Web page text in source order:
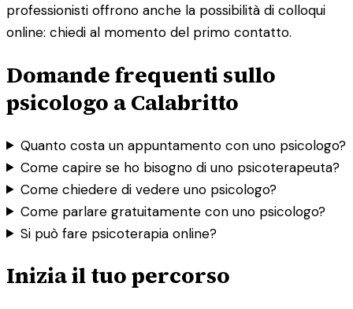
professionisti offrono anche la possibilità di colloqui
online: chiedi al momento del primo contatto.
Domande frequenti sullo
psicologo a Calabritto
Quanto costa un appuntamento con uno psicologo?
Come capire se ho bisogno di uno psicoterapeuta?
Come chiedere di vedere uno psicologo?
Come parlare gratuitamente con uno psicologo?
Si può fare psicoterapia online?
Inizia il tuo percorso